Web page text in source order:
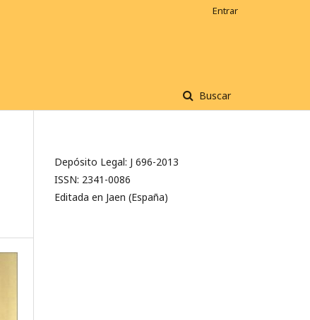
Buscar
Entrar
Depósito Legal: J 696-2013
ISSN: 2341-0086
Editada en Jaen (España)